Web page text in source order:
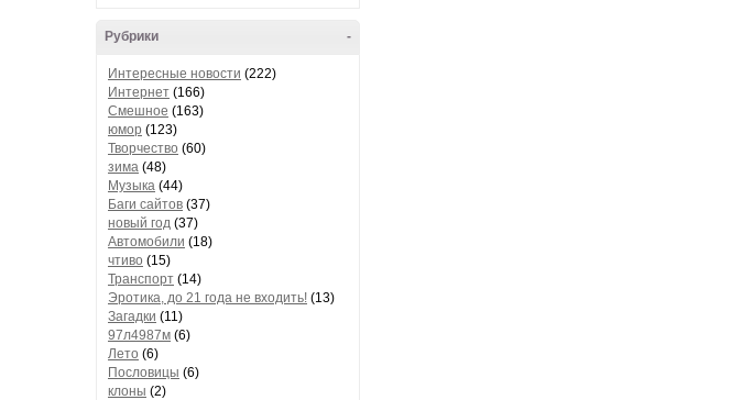
-
Рубрики
Интересные новости (222)
Интернет (166)
Смешное (163)
юмор (123)
Творчество (60)
зима (48)
Музыка (44)
Баги сайтов (37)
новый год (37)
Автомобили (18)
чтиво (15)
Транспорт (14)
Эротика, до 21 года не входить! (13)
Загадки (11)
97л4987м (6)
Лето (6)
Пословицы (6)
клоны (2)